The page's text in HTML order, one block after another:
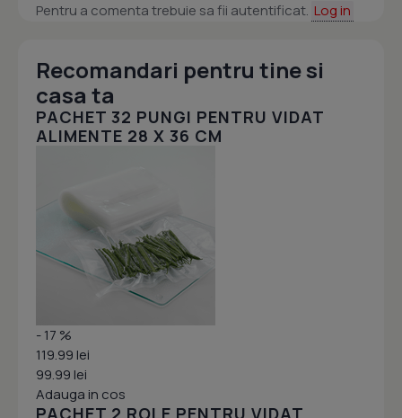
Pentru a comenta trebuie sa fii autentificat. Log in
Recomandari pentru tine si
casa ta
PACHET 32 PUNGI PENTRU VIDAT
ALIMENTE 28 X 36 CM
- 17 %
119.99 lei
99.99 lei
Adauga in cos
PACHET 2 ROLE PENTRU VIDAT